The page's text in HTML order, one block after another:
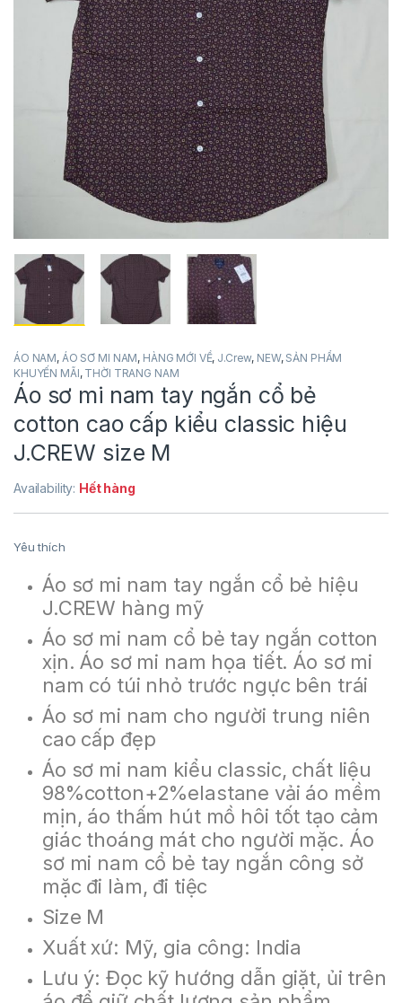
ÁO NAM, ÁO SƠ MI NAM, HÀNG MỚI VỀ, J.Crew, NEW, SẢN PHẨM
KHUYẾN MÃI, THỜI TRANG NAM
Áo sơ mi nam tay ngắn cổ bẻ
cotton cao cấp kiểu classic hiệu
J.CREW size M
Availability: Hết hàng
Yêu thích
Áo sơ mi nam tay ngắn cổ bẻ hiệu
J.CREW hàng mỹ
Áo sơ mi nam cổ bẻ tay ngắn cotton
xịn. Áo sơ mi nam họa tiết. Áo sơ mi
nam có túi nhỏ trước ngực bên trái
Áo sơ mi nam cho người trung niên
cao cấp đẹp
Áo sơ mi nam kiểu classic, chất liệu
98%cotton+2%elastane vải áo mềm
mịn, áo thấm hút mồ hôi tốt tạo cảm
giác thoáng mát cho người mặc. Áo
sơ mi nam cổ bẻ tay ngắn công sở
mặc đi làm, đi tiệc
Size M
Xuất xứ: Mỹ, gia công: India
Lưu ý: Đọc kỹ hướng dẫn giặt, ủi trên